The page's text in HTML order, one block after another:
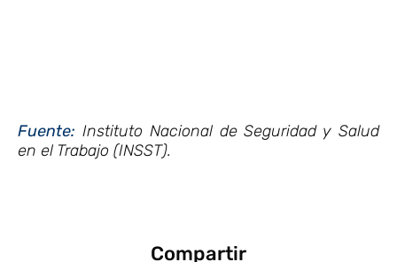
Fuente: Instituto Nacional de Seguridad y Salud
en el Trabajo (INSST).
Compartir